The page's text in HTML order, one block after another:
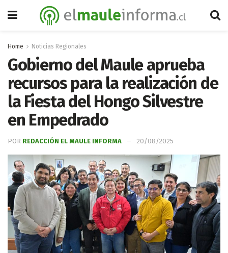
Home Noticias Regionales
Gobierno del Maule aprueba
recursos para la realización de
la Fiesta del Hongo Silvestre
en Empedrado
POR REDACCIÓN EL MAULE INFORMA 20/08/2025